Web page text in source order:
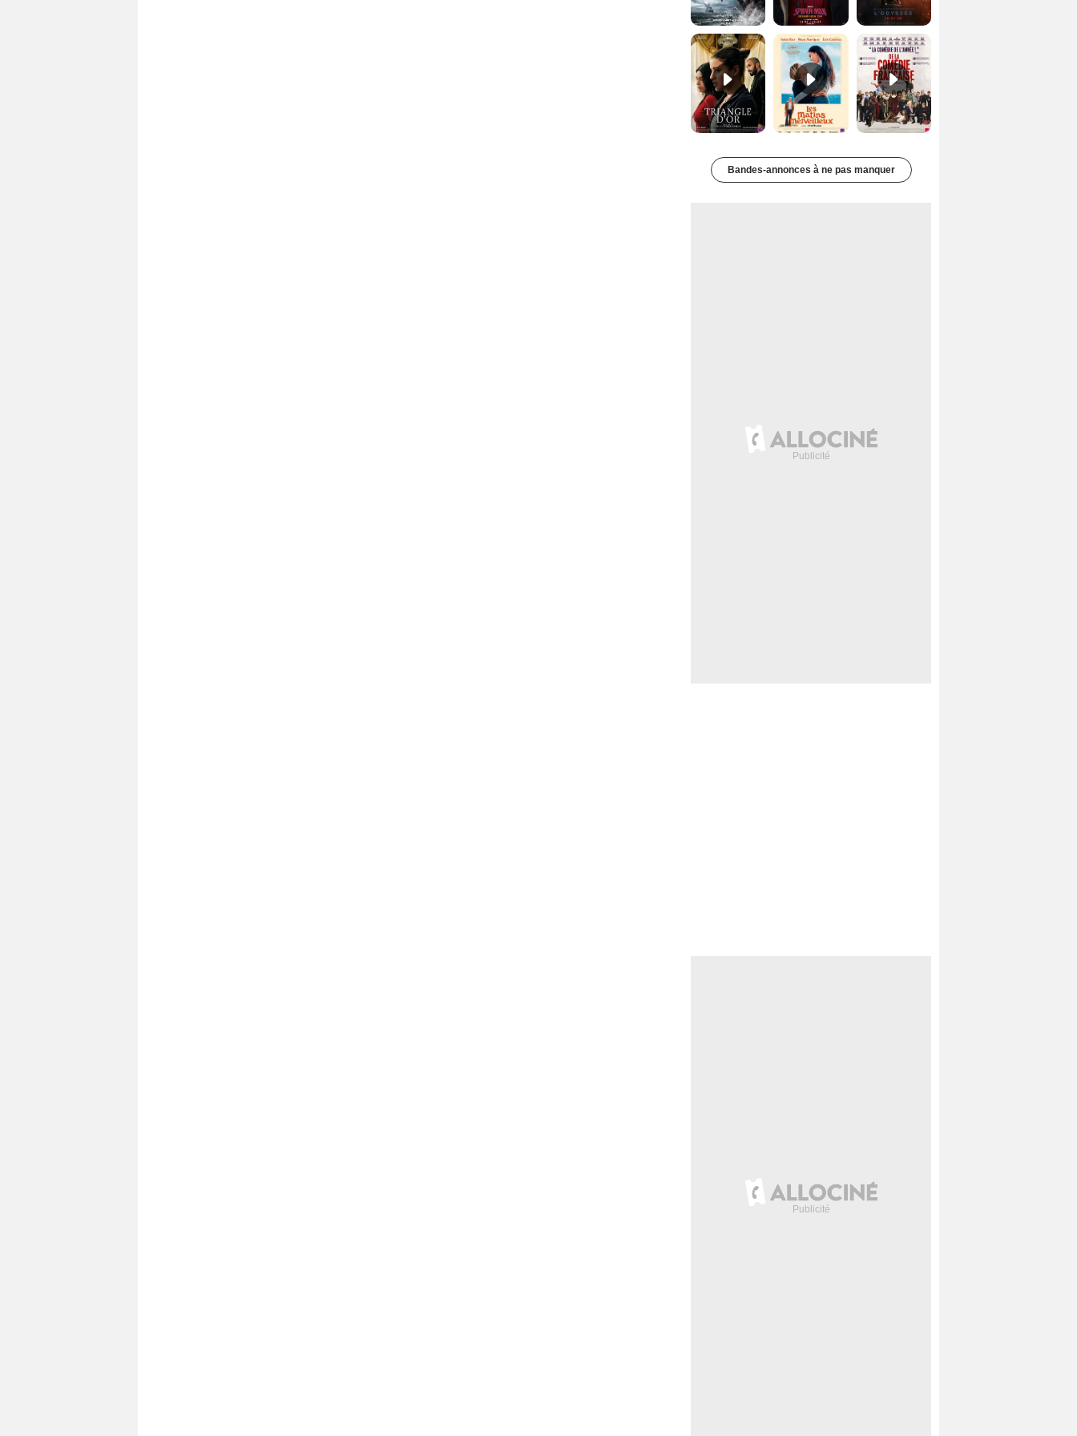
Le Triangle d'or Bande-annonce VF De la Comédie-Française Teaser VF
Bandes-annonces à ne pas manquer